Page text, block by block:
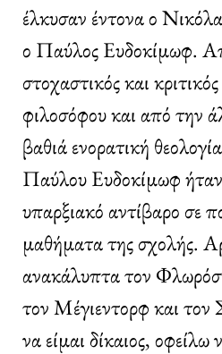
έλκυσαν έντονα ο
ο Παύλος Ευδοκίμωφ.
στοχαστικός και
φιλοσόφου και από την
βαθιά ενορατική
Παύλου Ευδοκίμωφ ήταν
υπαρξιακό αντίβαρο σε
μαθήματα της σχολής.
ανακάλυπτα τον
τον Μέγιεντορφ και
να είμαι δίκαιος,